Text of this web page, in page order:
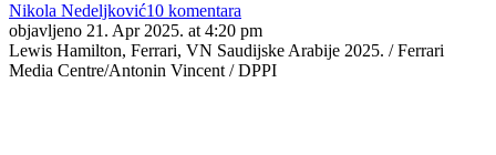
Nikola Nedeljković10 komentara
objavljeno 21. Apr 2025. at 4:20 pm
Lewis Hamilton, Ferrari, VN Saudijske Arabije 2025. / Ferrari
Media Centre/Antonin Vincent / DPPI